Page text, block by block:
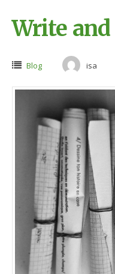
Write
Blog isa